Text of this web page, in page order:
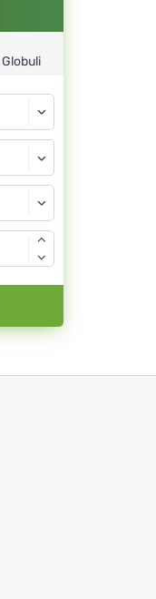
Globuli